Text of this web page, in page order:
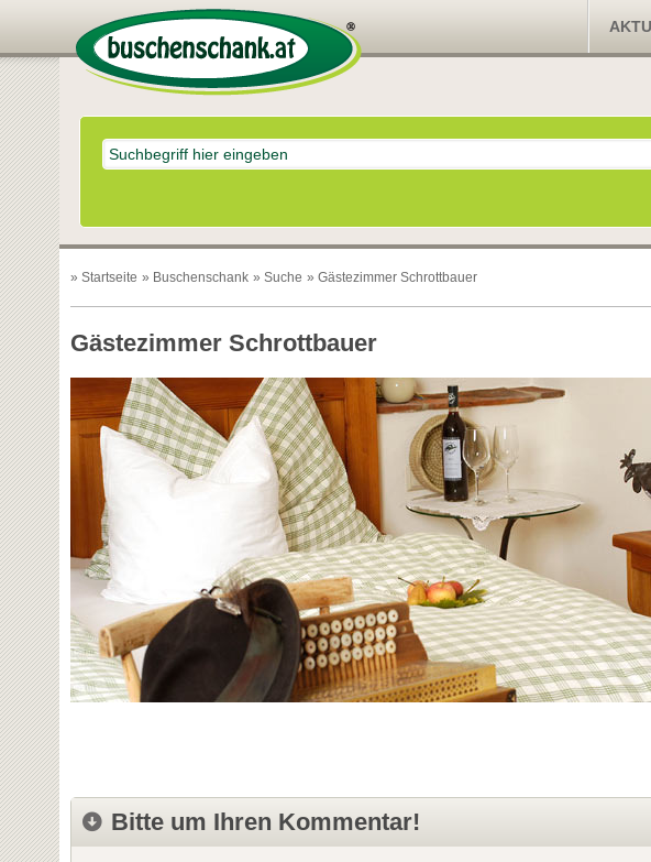
» Startseite » Buschenschank » Suche » Gästezimmer Schrottbauer
Gästezimmer Schrottbauer
Bitte um Ihren Kommentar!